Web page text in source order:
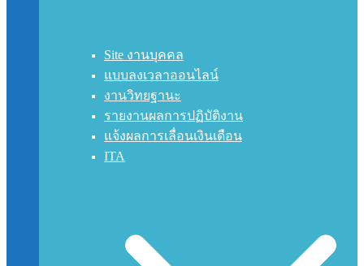
Site งานบุคคล
แบบลงเวลาออนไลน์
งานวิทยฐานะ
รายงานผลการปฏิบัติงาน
แจ้งผลการเลื่อนเงินเดือน
ITA